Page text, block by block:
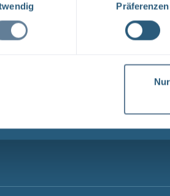
Präferenzen
BGE IM DIALOG
Überblick: Alle Newsletter der